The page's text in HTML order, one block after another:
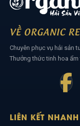
VỀ ORGANIC
Chuyên phục vụ hải sản
Thưởng thức tinh hoa
LIÊN KẾT NHANH